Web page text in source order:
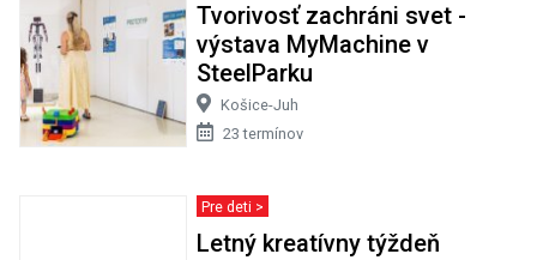
Tvorivosť zachráni svet -
výstava MyMachine v
SteelParku
Košice-Juh
23 termínov
Pre deti >
Letný kreatívny týždeň